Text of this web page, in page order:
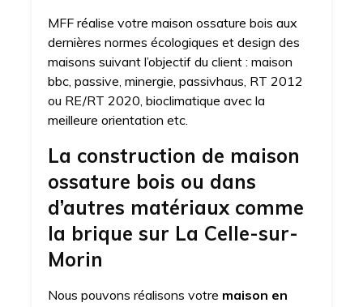
MFF réalise votre maison ossature bois aux
dernières normes écologiques et design des
maisons suivant l’objectif du client : maison
bbc, passive, minergie, passivhaus, RT 2012
ou RE/RT 2020, bioclimatique avec la
meilleure orientation etc.
La construction de maison
ossature bois ou dans
d’autres matériaux comme
la brique sur La Celle-sur-
Morin
Nous pouvons réalisons votre maison en